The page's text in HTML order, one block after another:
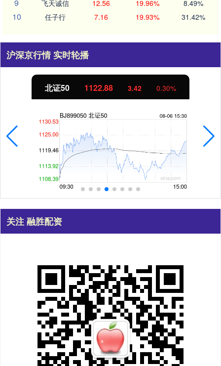
9 飞天诚信 12.56 19.96% 8.49%
10 任子行 7.16 19.93% 31.42%
沪深京行情 实时轮播
北证50 1122.88 3.42 0.30%
关注 融胜配资